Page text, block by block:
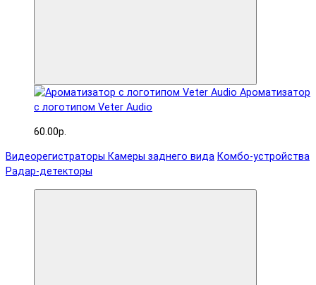
Ароматизатор
с логотипом Veter Audio
60.00р.
Видеорегистраторы Камеры заднего вида Комбо-устройства
Радар-детекторы